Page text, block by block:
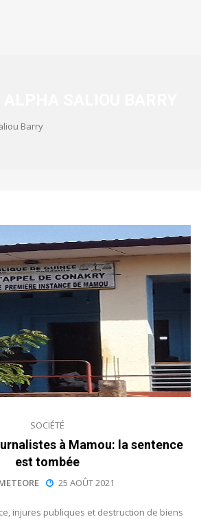
Barry
SOCIÉTÉ
à Mamou: la sentence
est tombée
25 AOÛT 2021
injures publiques et destruction de biens